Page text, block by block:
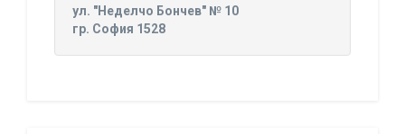
ул. "Неделчо Бончев" № 10
гр. София 1528